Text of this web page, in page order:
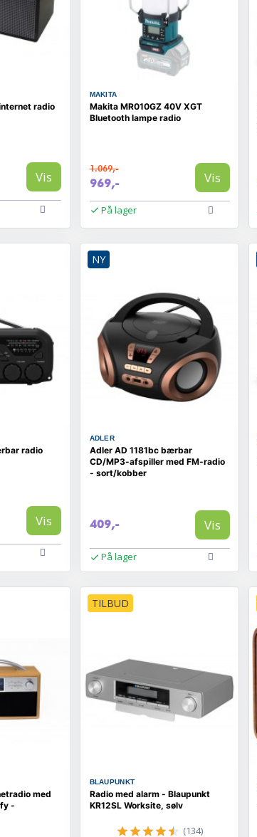
radio
Vis
MAKITA
Makita MR010GZ 40V XGT
Bluetooth lampe radio
1.069,-
969,- Vis
På lager
radio
Vis
NY
ADLER
Adler AD 1181bc bærbar
CD/MP3-afspiller med FM-radio
- sort/kobber
409,- Vis
På lager
med
-
TILBUD
BLAUPUNKT
Radio med alarm - Blaupunkt
KR12SL Worksite, sølv
(134)